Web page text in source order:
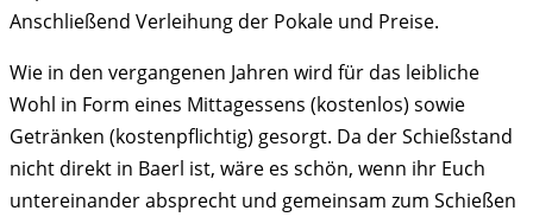
Anschließend Verleihung der Pokale und Preise.
Wie in den vergangenen Jahren wird für das leibliche
Wohl in Form eines Mittagessens (kostenlos) sowie
Getränken (kostenpflichtig) gesorgt. Da der Schießstand
nicht direkt in Baerl ist, wäre es schön, wenn ihr Euch
untereinander absprecht und gemeinsam zum Schießen